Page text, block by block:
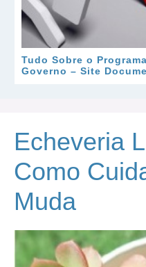
Tudo Sobre o
Governo – Site
Echeveria
Como
Muda